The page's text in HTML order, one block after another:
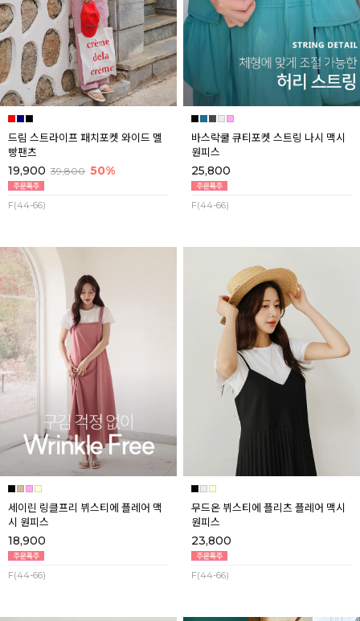
드림 스트라이프 패치포켓 와이드 멜
빵팬츠
19,900 39,800 50%
F(44-66)
바스락쿨 큐티포켓 스트링 나시 맥시
원피스
25,800
F(44-66)
세이린 링클프리 뷔스티에 플레어 맥
시 원피스
18,900
F(44-66)
무드온 뷔스티에 플리츠 플레어 맥시
원피스
23,800
F(44-66)